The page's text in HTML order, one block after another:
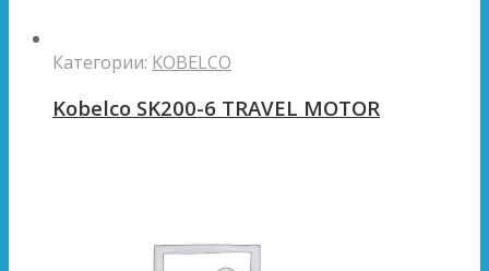
Категории: KOBELCO
Kobelco SK200-6 TRAVEL MOTOR